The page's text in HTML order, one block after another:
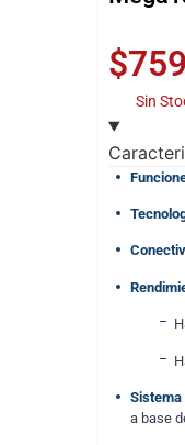
$
Sin
Sistema
a base